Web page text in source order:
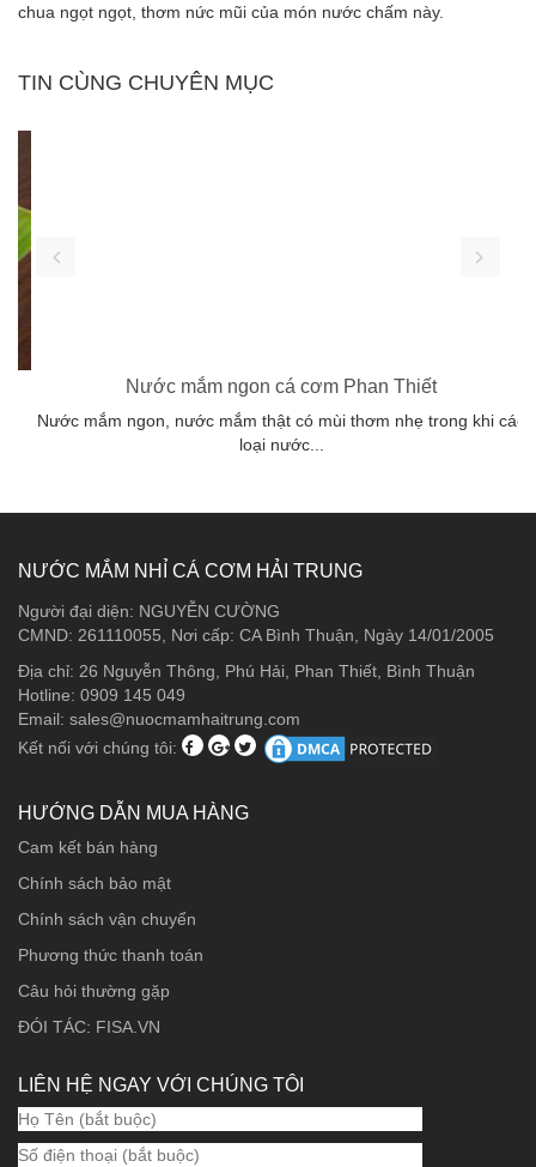
chua ngọt ngọt, thơm nức mũi của món nước chấm này.
TIN CÙNG CHUYÊN MỤC
Nước mắm ngon cá cơm Phan Thiết
Nước mắm ngon, nước mắm thật có mùi thơm nhẹ trong khi các
loại nước...
NƯỚC MẮM NHỈ CÁ CƠM HẢI TRUNG
Người đại diện: NGUYỄN CƯỜNG
CMND: 261110055, Nơi cấp: CA Bình Thuận, Ngày 14/01/2005
Địa chỉ: 26 Nguyễn Thông, Phú Hải, Phan Thiết, Bình Thuận
Hotline: 0909 145 049
Email: sales@nuocmamhaitrung.com
Kết nối với chúng tôi:
HƯỚNG DẪN MUA HÀNG
Cam kết bán hàng
Chính sách bảo mật
Chính sách vận chuyển
Phương thức thanh toán
Câu hỏi thường gặp
ĐÓI TÁC: FISA.VN
LIÊN HỆ NGAY VỚI CHÚNG TÔI